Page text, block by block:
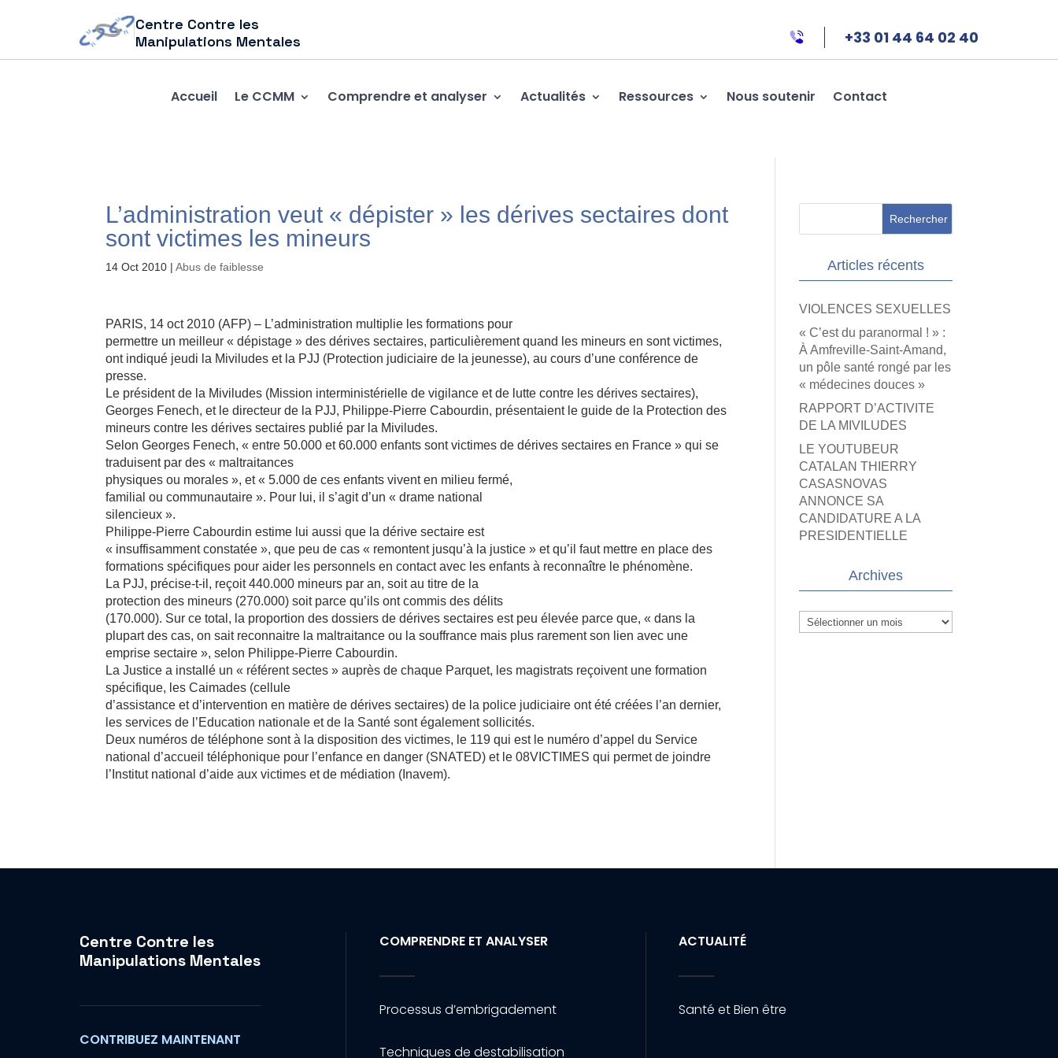
Centre Contre les
Manipulations Mentales
+33 01 44 64 02 40
Accueil Le CCMM Comprendre et analyser Actualités Ressources Nous soutenir Contact
L’administration veut « dépister » les dérives sectaires dont
sont victimes les mineurs
14 Oct 2010 |Abus de faiblesse
PARIS, 14 oct 2010 (AFP) – L’administration multiplie les formations pour
permettre un meilleur « dépistage » des dérives sectaires, particulièrement quand les mineurs en sont victimes,
ont indiqué jeudi la Miviludes et la PJJ (Protection judiciaire de la jeunesse), au cours d’une conférence de
presse.
Le président de la Miviludes (Mission interministérielle de vigilance et de lutte contre les dérives sectaires),
Georges Fenech, et le directeur de la PJJ, Philippe-Pierre Cabourdin, présentaient le guide de la Protection des
mineurs contre les dérives sectaires publié par la Miviludes.
Selon Georges Fenech, « entre 50.000 et 60.000 enfants sont victimes de dérives sectaires en France » qui se
traduisent par des « maltraitances
physiques ou morales », et « 5.000 de ces enfants vivent en milieu fermé,
familial ou communautaire ». Pour lui, il s’agit d’un « drame national
silencieux ».
Philippe-Pierre Cabourdin estime lui aussi que la dérive sectaire est
« insuffisamment constatée », que peu de cas « remontent jusqu’à la justice » et qu’il faut mettre en place des
formations spécifiques pour aider les personnels en contact avec les enfants à reconnaître le phénomène.
La PJJ, précise-t-il, reçoit 440.000 mineurs par an, soit au titre de la
protection des mineurs (270.000) soit parce qu’ils ont commis des délits
(170.000). Sur ce total, la proportion des dossiers de dérives sectaires est peu élevée parce que, « dans la
plupart des cas, on sait reconnaitre la maltraitance ou la souffrance mais plus rarement son lien avec une
emprise sectaire », selon Philippe-Pierre Cabourdin.
La Justice a installé un « référent sectes » auprès de chaque Parquet, les magistrats reçoivent une formation
spécifique, les Caimades (cellule
d’assistance et d’intervention en matière de dérives sectaires) de la police judiciaire ont été créées l’an dernier,
les services de l’Education nationale et de la Santé sont également sollicités.
Deux numéros de téléphone sont à la disposition des victimes, le 119 qui est le numéro d’appel du Service
national d’accueil téléphonique pour l’enfance en danger (SNATED) et le 08VICTIMES qui permet de joindre
l’Institut national d’aide aux victimes et de médiation (Inavem).
Articles récents
VIOLENCES SEXUELLES
« C’est du paranormal ! » :
À Amfreville-Saint-Amand,
un pôle santé rongé par les
« médecines douces »
RAPPORT D’ACTIVITE
DE LA MIVILUDES
LE YOUTUBEUR
CATALAN THIERRY
CASASNOVAS
ANNONCE SA
CANDIDATURE A LA
PRESIDENTIELLE
Archives
Archives
Centre Contre les
Manipulations Mentales
CONTRIBUEZ MAINTENANT
COMPRENDRE ET ANALYSER
Processus d’embrigadement
Techniques de destabilisation
ACTUALITÉ
Santé et Bien être